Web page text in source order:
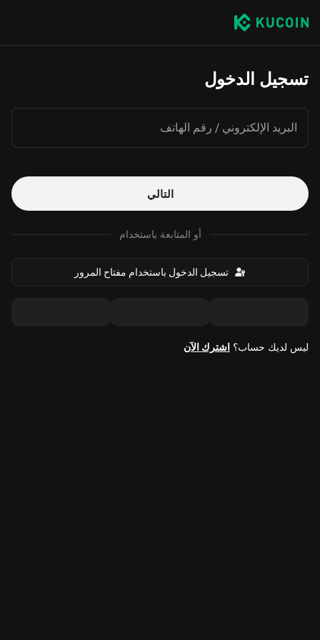
تسجيل الدخول
البريد الإلكتروني / رقم الهاتف
التالي
أو المتابعة باستخدام
تسجيل الدخول باستخدام مفتاح المرور
ليس لديك حساب؟ اشترك الآن